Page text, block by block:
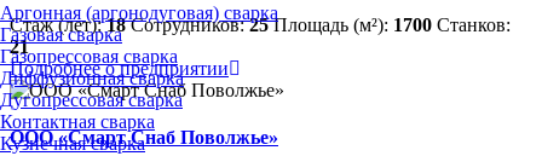
Аргонная (аргонодуговая) сварка
Газовая сварка
Газопрессовая сварка
Диффузионная сварка
Дугопрессовая сварка
Контактная сварка
Кузнечная сварка
Стаж (лет):18 Сотрудников:25 Площадь (м²): 1700 Станков:
21
Подробнее о предприятии
ООО «Смарт Снаб Поволжье»